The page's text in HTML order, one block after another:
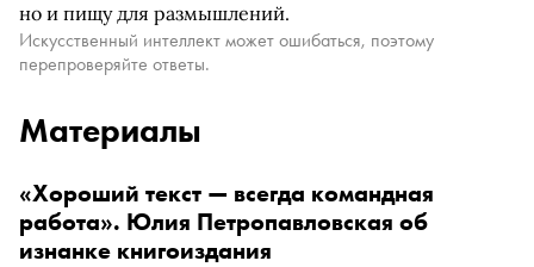
но и пищу для размышлений.
Искусственный интеллект может ошибаться, поэтому
перепроверяйте ответы.
Материалы
«Хороший текст — всегда командная
работа». Юлия Петропавловская об
изнанке книгоиздания